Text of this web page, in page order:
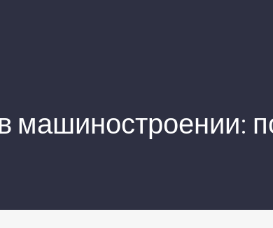
машиностроении: